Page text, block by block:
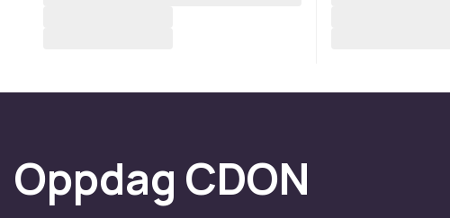
Oppdag CDON